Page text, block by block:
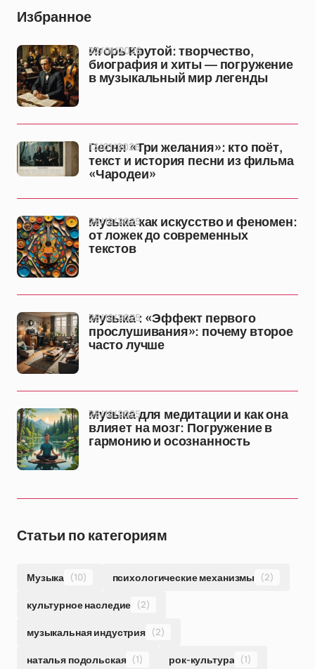
Избранное
Игорь Крутой: творчество,
биография и хиты — погружение
в музыкальный мир легенды
22/01/2026
Песня «Три желания»: кто поёт,
текст и история песни из фильма
«Чародеи»
13/01/2026
Музыка как искусство и феномен:
от ложек до современных
текстов
25/12/2025
Музыка : «Эффект первого
прослушивания»: почему второе
часто лучше
25/12/2025
Музыка для медитации и как она
влияет на мозг: Погружение в
гармонию и осознанность
25/12/2025
Статьи по категориям
Музыка (10) психологические механизмы (2)
культурное наследие (2)
музыкальная индустрия (2)
наталья подольская (1) рок-культура (1)